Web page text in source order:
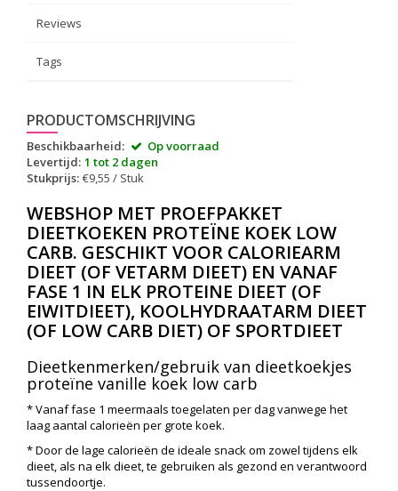
Reviews
Tags
PRODUCTOMSCHRIJVING
Beschikbaarheid:
Op voorraad
Levertijd: 1 tot 2 dagen
Stukprijs: €9,55 / Stuk
WEBSHOP MET PROEFPAKKET
DIEETKOEKEN PROTEÏNE KOEK LOW
CARB. GESCHIKT VOOR CALORIEARM
DIEET (OF VETARM DIEET) EN VANAF
FASE 1 IN ELK PROTEINE DIEET (OF
EIWITDIEET), KOOLHYDRAATARM DIEET
(OF LOW CARB DIET) OF SPORTDIEET
Dieetkenmerken/gebruik van dieetkoekjes
proteïne vanille koek low carb
* Vanaf fase 1 meermaals toegelaten per dag vanwege het
laag aantal calorieën per grote koek.
* Door de lage calorieën de ideale snack om zowel tijdens elk
dieet, als na elk dieet, te gebruiken als gezond en verantwoord
tussendoortje.